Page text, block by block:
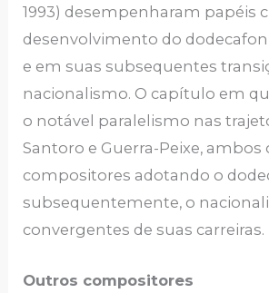
1993) desempenharam papéis
desenvolvimento do
e em suas subsequentes
nacionalismo. O capítulo em
o notável paralelismo nas
Santoro e Guerra-Peixe, ambos
compositores adotando o
subsequentemente, o
convergentes de suas carreiras.
Outros compositores